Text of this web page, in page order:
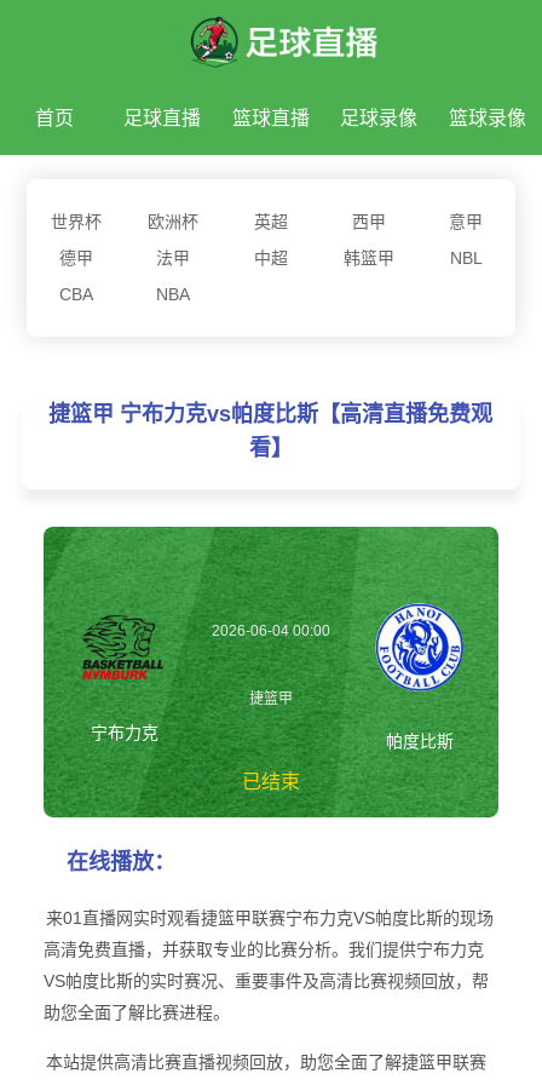
首页 足球直播 篮球直播 足球录像 篮球录像
世界杯 欧洲杯 英超 西甲
意甲
德甲
法甲 中超 韩篮甲
NBL
CBA
NBA
捷篮甲 宁布力克vs帕度比斯【高清直播免费观
看】
宁布力克
2026-06-04 00:00
捷篮甲
已结束
帕度比斯
在线播放：
来01直播网实时观看捷篮甲联赛宁布力克VS帕度比斯的现场
高清免费直播，并获取专业的比赛分析。我们提供宁布力克
VS帕度比斯的实时赛况、重要事件及高清比赛视频回放，帮
助您全面了解比赛进程。
本站提供高清比赛直播视频回放，助您全面了解捷篮甲联赛